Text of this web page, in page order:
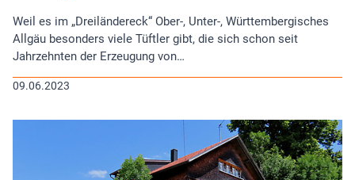
Weil es im „Dreiländereck“ Ober-, Unter-, Württembergisches
Allgäu besonders viele Tüftler gibt, die sich schon seit
Jahrzehnten der Erzeugung von…
09.06.2023